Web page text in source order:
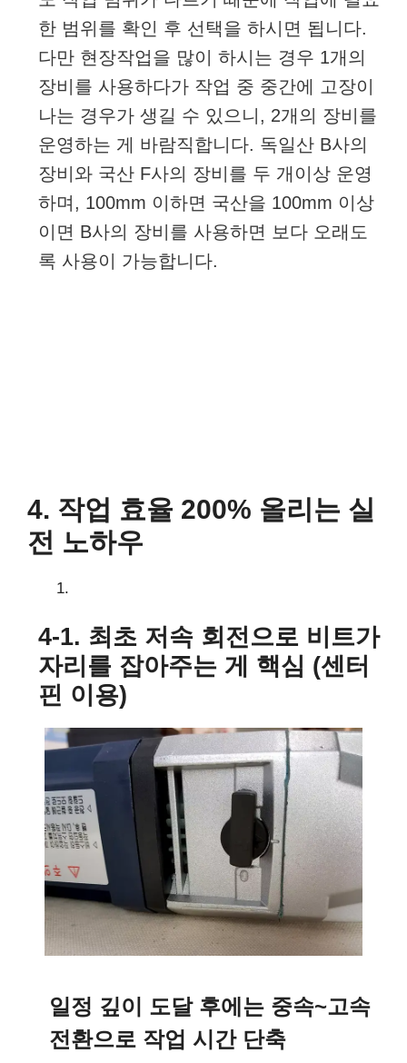
한 범위를 확인 후 선택을 하시면 됩니다.
다만 현장작업을 많이 하시는 경우 1개의
장비를 사용하다가 작업 중 중간에 고장이
나는 경우가 생길 수 있으니, 2개의 장비를
운영하는 게 바람직합니다. 독일산 B사의
장비와 국산 F사의 장비를 두 개이상 운영
하며, 100mm 이하면 국산을 100mm 이상
이면 B사의 장비를 사용하면 보다 오래도
록 사용이 가능합니다.
4. 작업 효율 200% 올리는 실
전 노하우
4-1. 최초 저속 회전으로 비트가
자리를 잡아주는 게 핵심 (센터
핀 이용)
일정 깊이 도달 후에는 중속~고속
전환으로 작업 시간 단축